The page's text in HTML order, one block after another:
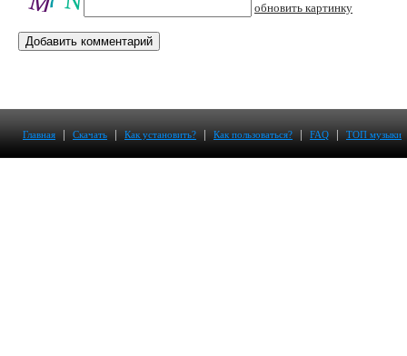
обновить картинку
Главная | Скачать | Как установить? | Как пользоваться? | FAQ | ТОП музыки